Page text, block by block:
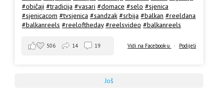
#običaji #tradicija #vasari #domace #selo #sjenica
#sjenicacom #tvsjenica #sandzak #srbija #balkan #reeldana
#balkanreels #reeloftheday #reelsvideo #balkanreels
Vidi na Facebook-u · Podijeli
506 14 19
Još